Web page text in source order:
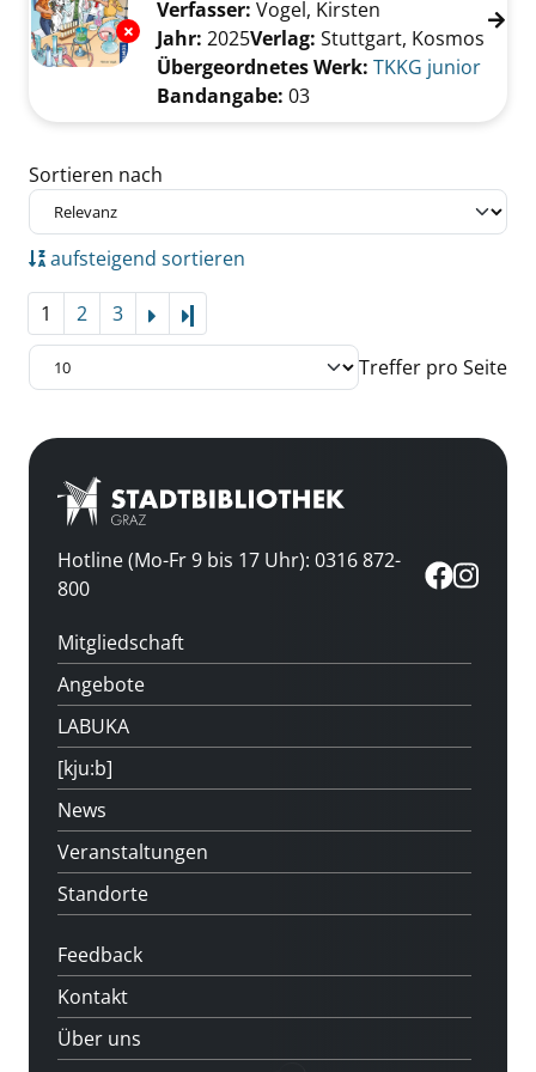
Exemplar-Details von 03; Spürnasen im
Verfasser: Vogel, Kirsten Suche nach
Jahr: 2025Verlag: Stuttgart, Kosmos
Übergeordnetes Werk: TKKG junior
Bandangabe: 03
Zu den Suchfiltern springen
Sortieren nach
aufsteigend sortieren
1 2 3
Treffer pro Seite
Hotline (Mo-Fr 9 bis 17 Uhr): 0316 872-
800
Mitgliedschaft
Angebote
LABUKA
[kju:b]
News
Veranstaltungen
Standorte
Feedback
Kontakt
Über uns